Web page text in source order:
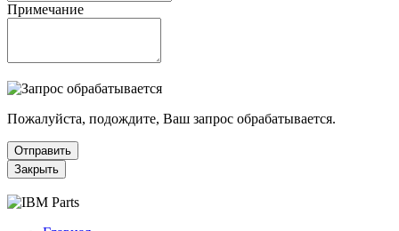
Примечание
Пожалуйста, подождите, Ваш запрос обрабатывается.
Отправить
Закрыть